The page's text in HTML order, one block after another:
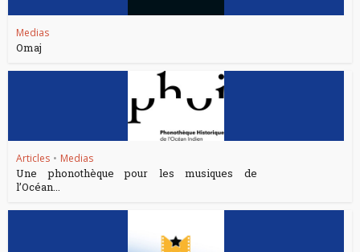
Medias
Omaj
Articles • Medias
Une phonothèque pour les musiques de
l’Océan...